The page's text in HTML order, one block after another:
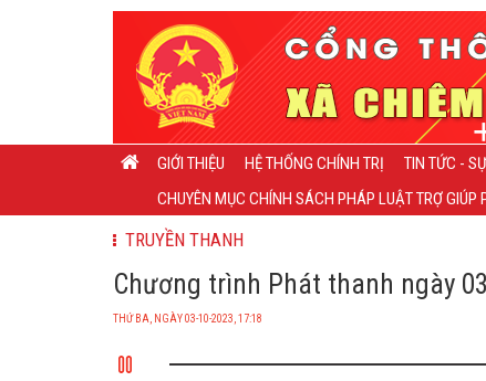
GIỚI THIỆU HỆ THỐNG CHÍNH TRỊ TIN TỨC -
CHUYÊN MỤC CHÍNH SÁCH PHÁP LUẬT TRỢ GIÚP
TRUYỀN THANH
Chương trình Phát thanh ngày
THỨ BA, NGÀY 03-10-2023, 17:18